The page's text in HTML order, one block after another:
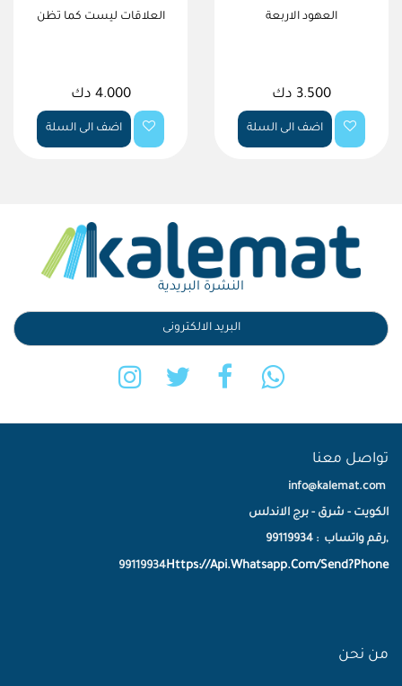
العلاقات ليست كما تظن
4.000 دك
اضف الى السلة
العهود الاربعة
3.500 دك
اضف الى السلة
النشرة البريدية
تواصل معنا
info@kalemat.com
الكويت - شرق - برج الاندلس
,رقم واتساب : 99119934
Https://Api.Whatsapp.Com/Send?Phone
99119934
من نحن